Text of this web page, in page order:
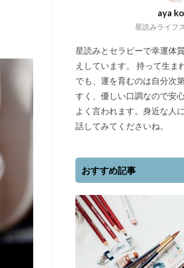
aya
星読みライフ
星読みとセラピーで幸運体
えしています。 持って生ま
でも、運を育むのは自分次
すく、優しい口調なので安
よく言われます。身近な人
話してみてくださいね。
おすすめ記事